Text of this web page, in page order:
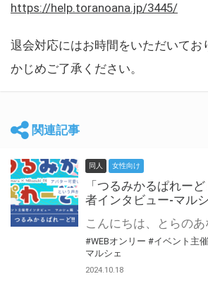
https://help.toranoana.jp/3445/
退会対応にはお時間をいただいてお
かじめご了承ください。
関連記事
同人 女性向け
「つるみかるぱれーど
者インタビュー-マル
#WEBオンリー #イベント主
マルシェ
2024.10.18